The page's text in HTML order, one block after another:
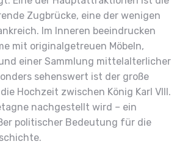
Zugbrücke, eine der wenigen
Im Inneren beeindrucken
mit originalgetreuen Möbeln,
einer Sammlung mittelalterlicher
sehenswert ist der große
Hochzeit zwischen König Karl VIII.
nachgestellt wird – ein
politischer Bedeutung für die